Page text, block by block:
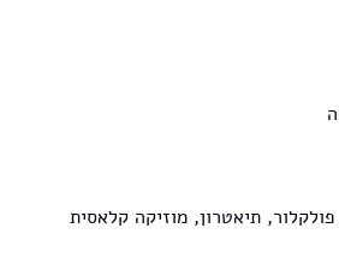
תיאטרון, מוזיקה קלאסית